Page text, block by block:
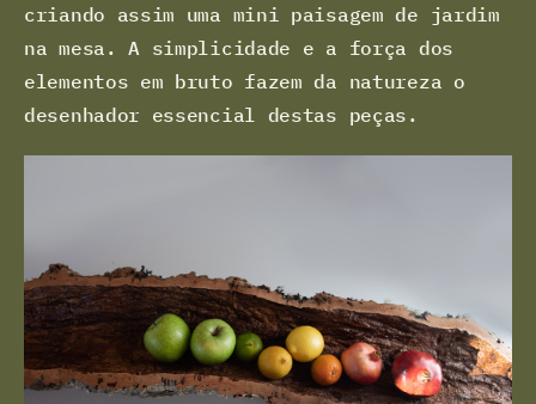
criando assim uma mini paisagem de jardim
na mesa. A simplicidade e a força dos
elementos em bruto fazem da natureza o
desenhador essencial destas peças.